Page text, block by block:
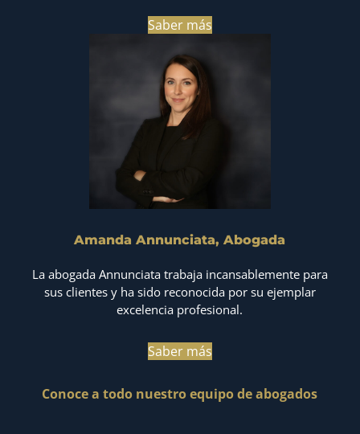
Saber más
Amanda Annunciata, Abogada
La abogada Annunciata trabaja incansablemente para
sus clientes y ha sido reconocida por su ejemplar
excelencia profesional.
Saber más
Conoce a todo nuestro equipo de abogados